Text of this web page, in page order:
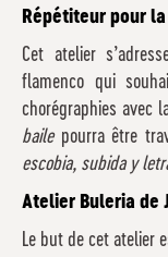
Répétiteur pour
Cet atelier
flamenco qui
chorégraphies avec
bailepourra être
escobia, subida y
Atelier Buleria de
Le but de cet atelier